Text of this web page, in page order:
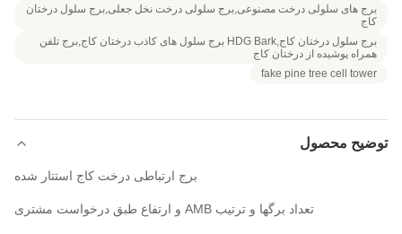
برج های سلولی درخت مصنوعی,برج سلولی درخت نخل جعلی,برج سلول درختان
کاج
برج سلول درختان کاج,HDG Bark برج سلول های کاذب درختان کاج,برج تلفن
همراه پوشیده از درختان کاج
fake pine tree cell tower
توضیح محصول
برج ارتباطی درخت کاج استتار شده
تعداد برگها و ترتیب AMB و ارتفاع طبق درخواست مشتری